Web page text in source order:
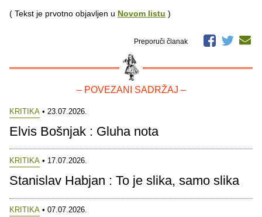
( Tekst je prvotno objavljen u Novom listu )
Preporuči članak
– POVEZANI SADRŽAJ –
KRITIKA • 23.07.2026.
Elvis Bošnjak : Gluha nota
KRITIKA • 17.07.2026.
Stanislav Habjan : To je slika, samo slika
KRITIKA • 07.07.2026.